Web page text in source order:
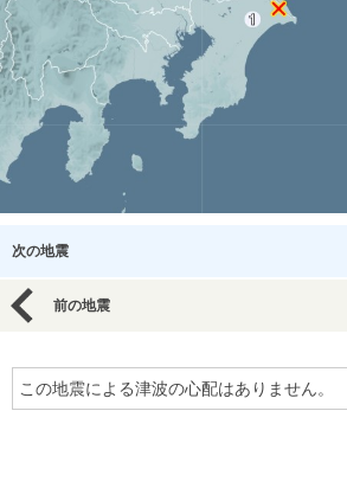
次の地震
前の地震
この地震による津波の心配はありません。